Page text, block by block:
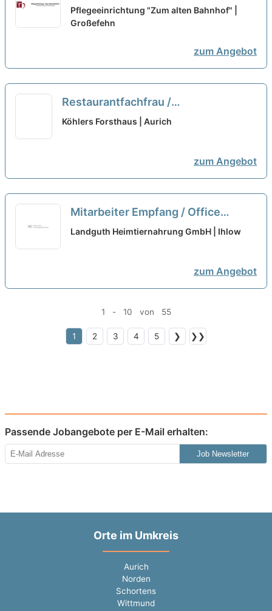
(160 Stunden) - Dein neuer
Arbeitsplatz, an dem Du Dich wohl
Pflegeeinrichtung "Zum alten Bahnhof" |
Großefehn
zum Angebot
Restaurantfachfrau /
Restaurantfachmann (m/w/d) für
Köhlers Forsthaus | Aurich
zum Angebot
Mitarbeiter Empfang / Office
Management - Teilzeit (m/w/d) neu
Landguth Heimtiernahrung GmbH | Ihlow
zum Angebot
1 - 10 von 55
1 2 3 4 5 ❯ ❯❯
Passende Jobangebote per E-Mail erhalten:
Job Newsletter
Orte im Umkreis
Aurich
Norden
Schortens
Wittmund